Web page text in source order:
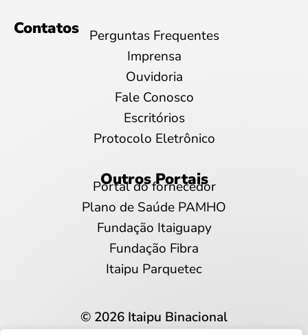
Contatos
Perguntas Frequentes
Imprensa
Ouvidoria
Fale Conosco
Escritórios
Protocolo Eletrônico
Outros Portais
Portal do fornecedor
Plano de Saúde PAMHO
Fundação Itaiguapy
Fundação Fibra
Itaipu Parquetec
© 2026 Itaipu Binacional